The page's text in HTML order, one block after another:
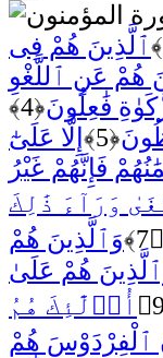
المؤمنون
ٱلَّذِينَ هُمْ فِى
هُمْ عَنِ ٱللَّغْوِ
فَٰعِلُونَ﴿4﴾
﴿5﴾
إِلَّا عَلَىٰٓ
فَإِنَّهُمْ غَيْرُ
وَرَآءَ ذَٰلِكَ
﴿7﴾
وَٱلَّذِينَ هُمْ
هُمْ عَلَىٰ
أُو۟لَٰٓئِكَ هُمُ
ٱلْفِرْدَوْسَ هُمْ